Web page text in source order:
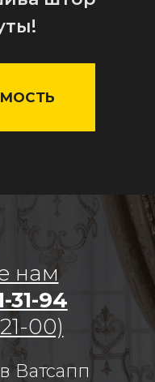
нам
31-94
00)
Ватсапп